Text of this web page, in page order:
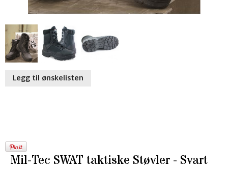
Legg til ønskelisten
Mil-Tec SWAT taktiske Støvler - Svart